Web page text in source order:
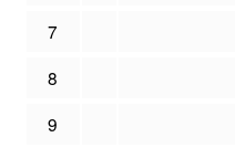
7
8
9